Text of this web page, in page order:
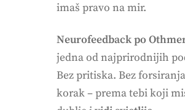
imaš pravo na mir.
Neurofeedback po
jedna od najprirodnijih
Bez pritiska. Bez
korak – prema tebi koji